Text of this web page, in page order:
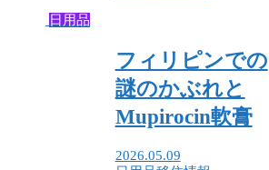
日用品
フィリピンでの
謎のかぶれと
Mupirocin軟膏
2026.05.09